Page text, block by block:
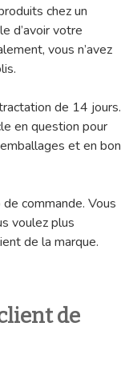
chez un
d’avoir votre
vous n’avez
de 14 jours.
en question pour
et en bon
commande. Vous
voulez plus
de la marque.
de